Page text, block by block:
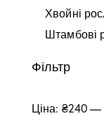
Хвойні
Штамбові
Фільтр
Ціна: ₴240—